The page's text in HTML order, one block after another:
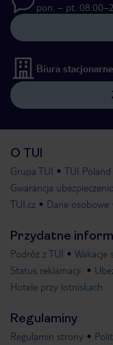
pon. – pt.
Biura stacjonarne
O TUI
Grupa TUI TUI Poland
Gwarancja
TUI.cz
Dane osobowe
Przydatne
Podróż z TUI Wakacje
Status reklamacji
Hotele przy lotniskach
Regulaminy
Regulamin strony